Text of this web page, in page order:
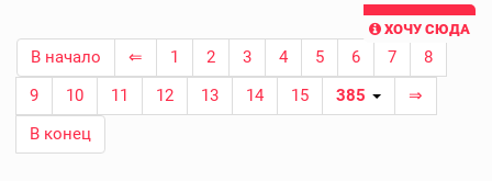
ХОЧУ СЮДА
В начало ⇐ 1 2 3 4 5 6 7
8
9
10 11 12 13 14 15 385
⇒
В конец